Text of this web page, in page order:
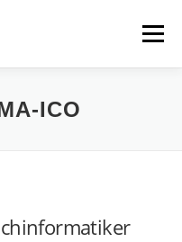
Menü
sind wir
ICO